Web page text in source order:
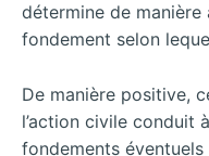
détermine de
fondement selon
De manière positive,
l’action civile conduit
fondements éventuels